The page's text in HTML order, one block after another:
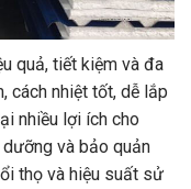
quả, tiết kiệm và đa
cách nhiệt tốt, dễ lắp
nhiều lợi ích cho
dưỡng và bảo quản
thọ và hiệu suất sử